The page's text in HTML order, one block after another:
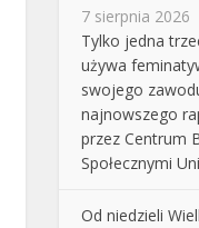
7 sierpnia 2026
Tylko jedna
używa
swojego
najnowszego
przez Centrum
Społecznymi
Od niedzieli